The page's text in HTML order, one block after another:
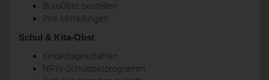
BüroObst bestellen
Ihre Mitteilungen
Schul & Kita-Obst
Kindertagesstätten
NRW-Schulobstprogramm